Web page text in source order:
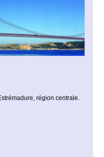
région centrale.